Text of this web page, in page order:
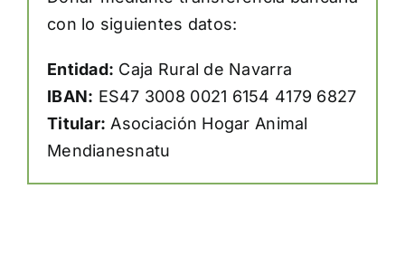
con lo siguientes datos:
Entidad: Caja Rural de Navarra
IBAN: ES47 3008 0021 6154 4179 6827
Titular: Asociación Hogar Animal
Mendianesnatu